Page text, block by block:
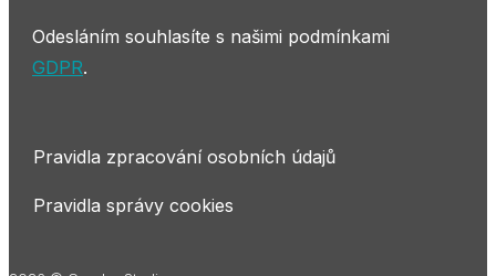
Odesláním souhlasíte s našimi podmínkami
GDPR.
Pravidla zpracování osobních údajů
Pravidla správy cookies